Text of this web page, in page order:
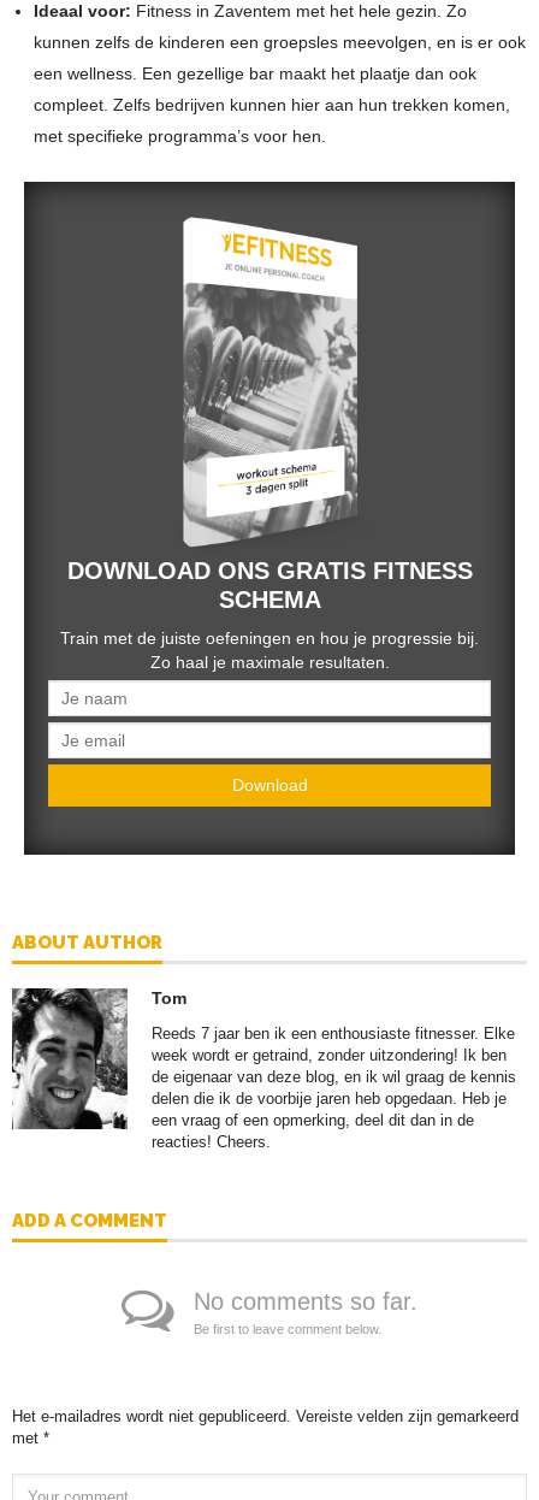
Ideaal voor: Fitness in Zaventem met het hele gezin. Zo
kunnen zelfs de kinderen een groepsles meevolgen, en is er ook
een wellness. Een gezellige bar maakt het plaatje dan ook
compleet. Zelfs bedrijven kunnen hier aan hun trekken komen,
met specifieke programma’s voor hen.
DOWNLOAD ONS GRATIS FITNESS
SCHEMA
Train met de juiste oefeningen en hou je progressie bij.
Zo haal je maximale resultaten.
Download
ABOUT AUTHOR
Tom
Reeds 7 jaar ben ik een enthousiaste fitnesser. Elke
week wordt er getraind, zonder uitzondering! Ik ben
de eigenaar van deze blog, en ik wil graag de kennis
delen die ik de voorbije jaren heb opgedaan. Heb je
een vraag of een opmerking, deel dit dan in de
reacties! Cheers.
ADD A COMMENT
No comments so far.
Be first to leave comment below.
Het e-mailadres wordt niet gepubliceerd. Vereiste velden zijn gemarkeerd
met *